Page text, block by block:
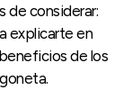
de considerar:
explicarte en
de los